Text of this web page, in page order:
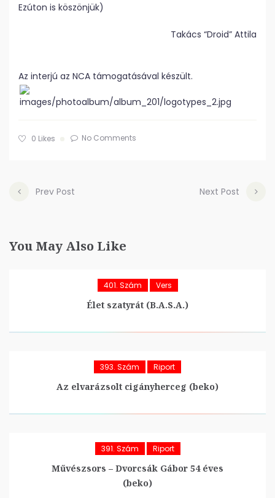
Ezúton is köszönjük)
Takács “Droid” Attila
Az interjú az NCA támogatásával készült.
0 Likes No Comments
Prev Post Next Post
You May Also Like
401. Szám Vers
Élet szatyrát (B.A.S.A.)
393. Szám Riport
Az elvarázsolt cigányherceg (beko)
391. Szám Riport
Művészsors – Dvorcsák Gábor 54 éves
(beko)